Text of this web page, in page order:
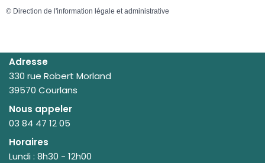
© Direction de l'information légale et administrative
Adresse
330 rue Robert Morland
39570 Courlans
Nous appeler
03 84 47 12 05
Horaires
Lundi : 8h30 - 12h00